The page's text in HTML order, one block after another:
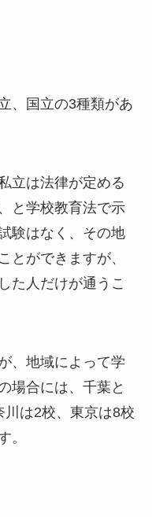
、国立の3種類があ
立は法律が定める
と学校教育法で示
験はなく、その地
とができますが、
た人だけが通うこ
、地域によって学
場合には、千葉と
は2校、東京は8校
。